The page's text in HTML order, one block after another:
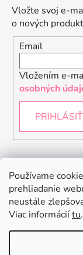
Používame
prehliadanie
neustále
Viac informáciítu.
Vložte svoj e-
o nových
Email
Vložením e-
osobných
Instagram